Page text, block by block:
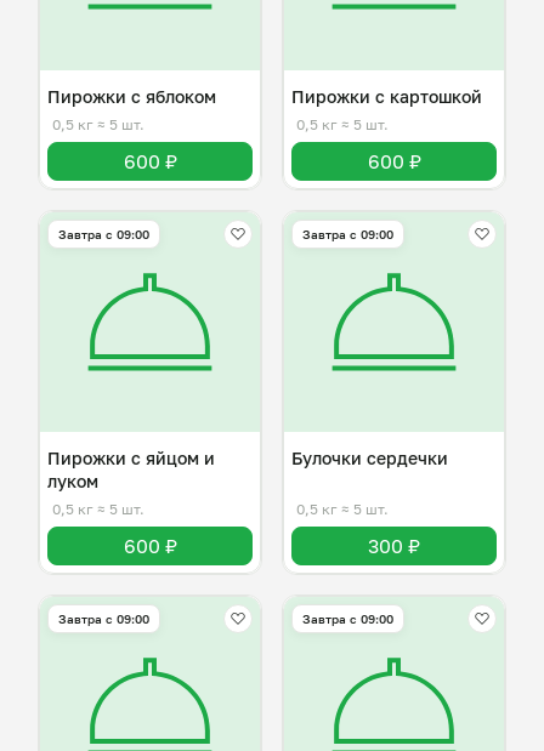
Пирожки с яблоком
0,5 кг ≈ 5 шт.
600 ₽
Пирожки с картошкой
0,5 кг ≈ 5 шт.
600 ₽
Завтра c 09:00
Пирожки с яйцом и
луком
0,5 кг ≈ 5 шт.
600 ₽
Завтра c 09:00
Булочки сердечки
0,5 кг ≈ 5 шт.
300 ₽
Завтра c 09:00 Завтра c 09:00